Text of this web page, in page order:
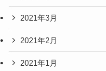
2021年3月
2021年2月
2021年1月